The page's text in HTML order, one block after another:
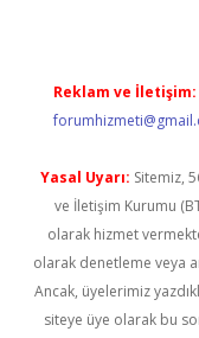
Reklam ve İletişim:
Yasal Uyarı: Sitemiz,
ve İletişim Kurumu
olarak hizmet
olarak denetleme veya
Ancak, üyelerimiz
siteye üye olarak bu